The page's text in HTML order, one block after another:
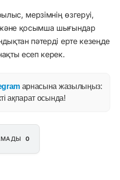
мерзімнің өзгеруі,
қосымша шығындар
пәтерді ерте кезеңде
есеп керек.
арнасына жазылыңыз:
ақпарат осында!
0